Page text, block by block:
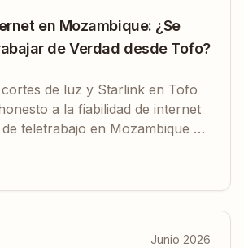
en Mozambique: ¿Se
de Verdad desde Tofo?
de luz y Starlink en Tofo
a la fiabilidad de internet
teletrabajo en Mozambique en
Junio 2026